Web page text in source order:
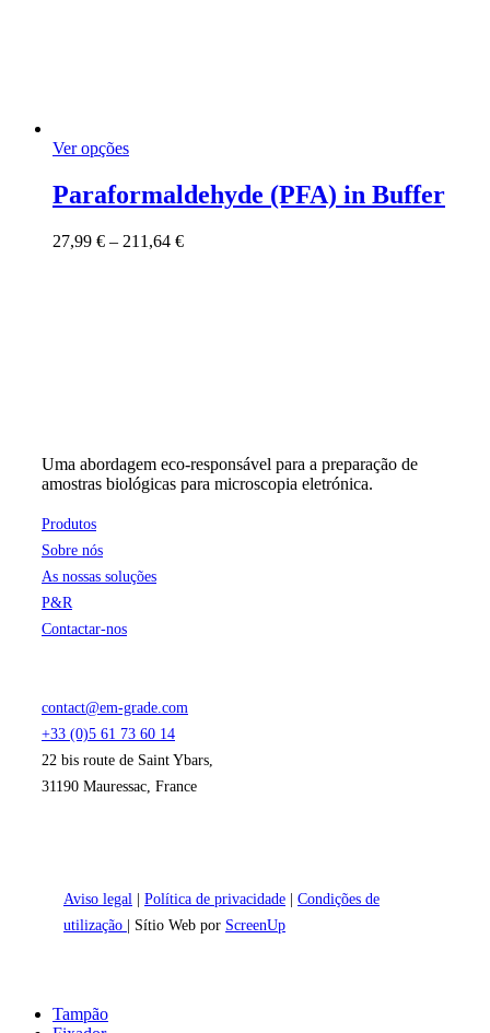
Ver opçõesThis
has
multiple
The
Paraformaldehyde (PFA) in Buffer
27,99 € – 211,64 €Price
Uma abordagem eco-responsável para a preparação de
amostras biológicas para microscopia eletrónica.
Produtos
Sobre nós
As nossas soluções
P&R
Contactar-nos
contact@em-grade.com
+33 (0)5 61 73 60 14
22 bis route de Saint Ybars,
31190 Mauressac, France
Aviso legal Política de privacidade
Condições de
utilização
| Sítio Web por ScreenUp
Close
Tampão